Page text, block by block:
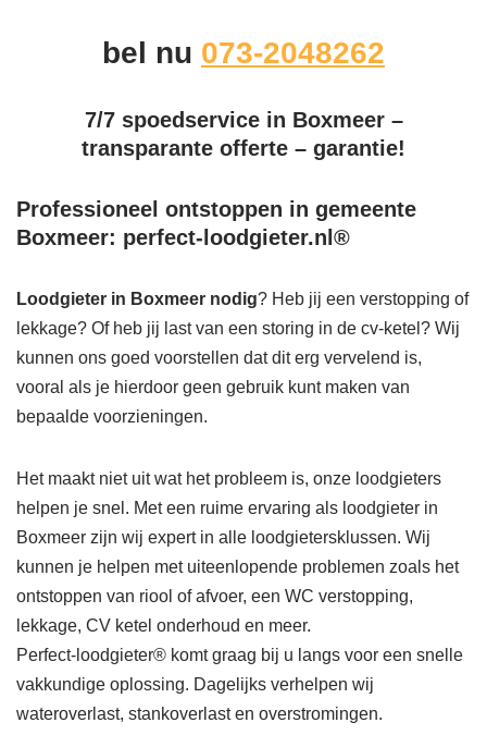
bel nu 073-2048262
7/7 spoedservice in Boxmeer –
transparante offerte – garantie!
Professioneel ontstoppen in gemeente
Boxmeer: perfect-loodgieter.nl®
Loodgieter in Boxmeer nodig? Heb jij een verstopping of
lekkage? Of heb jij last van een storing in de cv-ketel? Wij
kunnen ons goed voorstellen dat dit erg vervelend is,
vooral als je hierdoor geen gebruik kunt maken van
bepaalde voorzieningen.
Het maakt niet uit wat het probleem is, onze loodgieters
helpen je snel. Met een ruime ervaring als loodgieter in
Boxmeer zijn wij expert in alle loodgietersklussen. Wij
kunnen je helpen met uiteenlopende problemen zoals het
ontstoppen van riool of afvoer, een WC verstopping,
lekkage, CV ketel onderhoud en meer.
Perfect-loodgieter® komt graag bij u langs voor een snelle
vakkundige oplossing. Dagelijks verhelpen wij
wateroverlast, stankoverlast en overstromingen.